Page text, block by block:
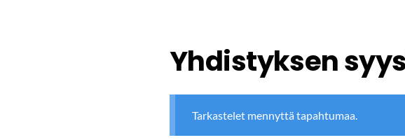
Yhdistyksen
Tarkastelet mennyttä tapahtumaa.